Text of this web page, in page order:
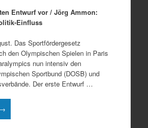
Entwurf vor / Jörg Ammon:
Einfluss
Das Sportfördergesetz
den Olympischen Spielen in Paris
nun intensiv den
Sportbund (DOSB) und
Der erste Entwurf …